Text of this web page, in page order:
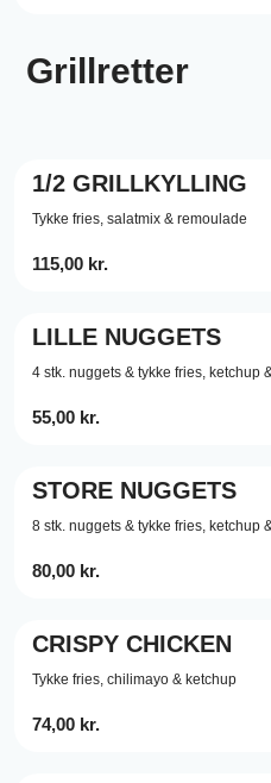
Grillretter
1/2 GRILLKYLLING
Tykke fries, salatmix & remoulade
115,00 kr.
LILLE NUGGETS
4 stk. nuggets & tykke fries, ketchup
55,00 kr.
STORE NUGGETS
8 stk. nuggets & tykke fries, ketchup
80,00 kr.
CRISPY CHICKEN
Tykke fries, chilimayo & ketchup
74,00 kr.